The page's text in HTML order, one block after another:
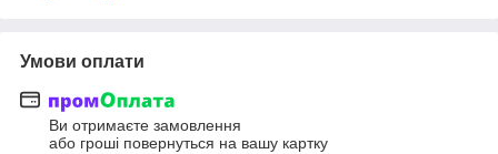
Умови оплати
Ви отримаєте замовлення
або гроші повернуться на вашу картку